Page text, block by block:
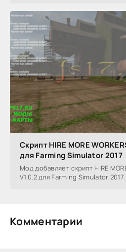
Скрипт HIRE MORE
для Farming Simulator 2017
Мод добавляет скрипт HIRE
V1.0.2 для Farming Simulator 2017.
Комментарии